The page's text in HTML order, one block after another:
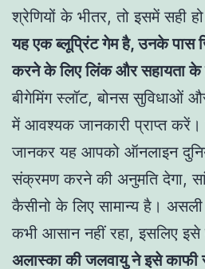
श्रेणियों के भीतर, तो इसमें सही
यह एक ब्लूप्रिंट गेम है, उनके पास
करने के लिए लिंक और सहायता के
बीगेमिंग स्लॉट, बोनस सुविधाओं
में आवश्यक जानकारी प्राप्त
जानकर यह आपको ऑनलाइन
संक्रमण करने की अनुमति देगा,
कैसीनो के लिए सामान्य है।
कभी आसान नहीं रहा, इसलिए
अलास्का की जलवायु ने इसे काफी